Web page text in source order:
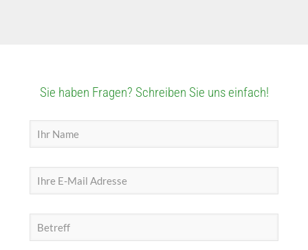
Sie haben Fragen? Schreiben Sie uns einfach!